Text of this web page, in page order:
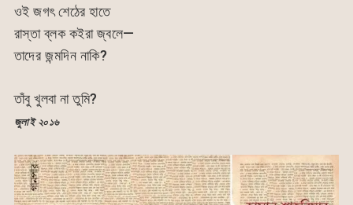
ওই জগৎ শেঠের হাতে
রাস্তা ব্লক কইরা জ্বলে—
তাদের জন্মদিন নাকি?
তাঁবু খুলবা না তুমি?
জুলাই ২০১৬